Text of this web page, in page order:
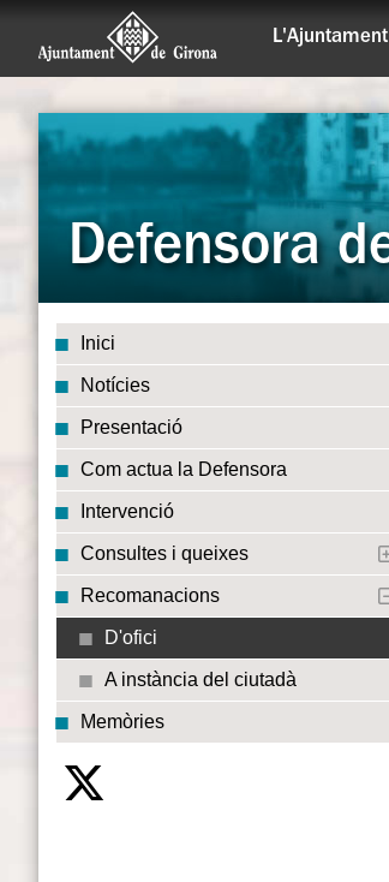
L'Ajuntament
Defensora
Inici
Notícies
Presentació
Com actua la Defensora
Intervenció
Consultes i queixes
Recomanacions
D'ofici
A instància del ciutadà
Memòries